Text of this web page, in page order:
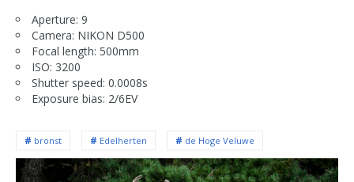
Aperture: 9
Camera: NIKON D500
Focal length: 500mm
ISO: 3200
Shutter speed: 0.0008s
Exposure bias: 2/6EV
bronst Edelherten de Hoge Veluwe